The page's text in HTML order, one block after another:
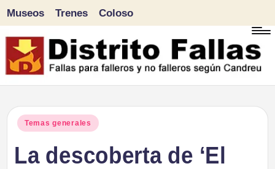
Saltar
al
Museos Trenes Coloso
Publicado
Temas generales
La descoberta de ‘El